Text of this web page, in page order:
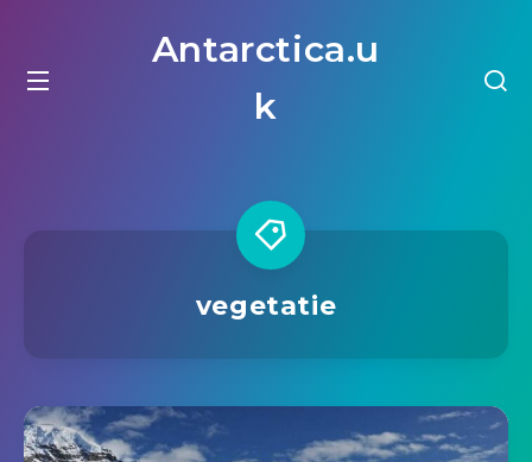
Antarctica.u
k
vegetatie